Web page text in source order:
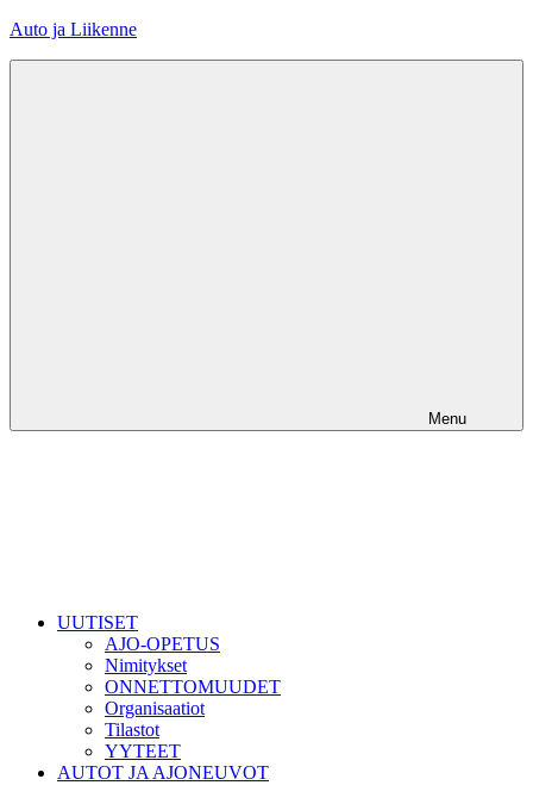
Skip
Auto ja Liikenne
Menu
UUTISET
AJO-OPETUS
Nimitykset
ONNETTOMUUDET
Organisaatiot
Tilastot
YYTEET
AUTOT JA AJONEUVOT